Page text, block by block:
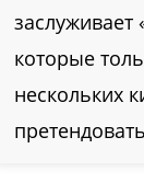
которые
нескольких